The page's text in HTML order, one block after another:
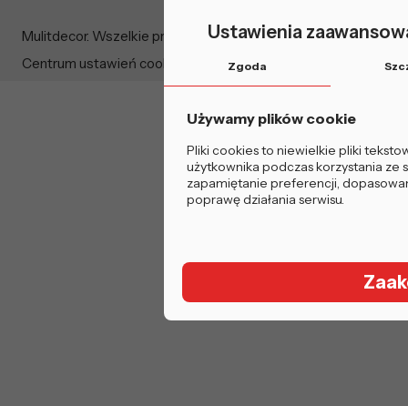
Mulitdecor. Wszelkie prawa zastrzeżone.
Centrum ustawień cookie
Ustawienia
Zgoda
Używamy plików cookie
Pliki cookies to niewielkie pliki
użytkownika podczas korzystania ze
zapamiętanie preferencji,
poprawę działania serwisu.